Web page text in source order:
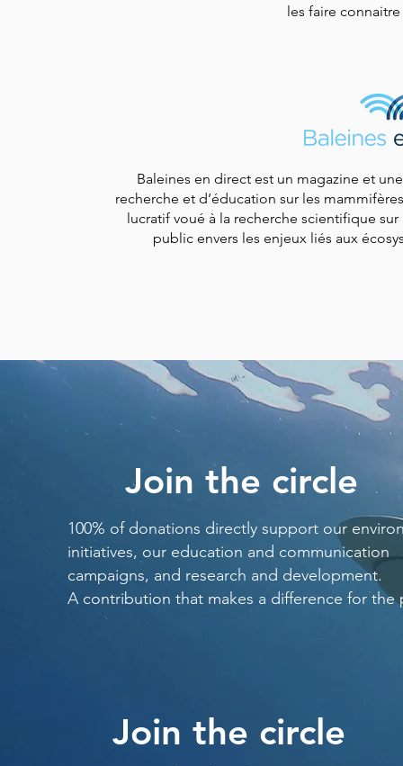
les faire
Baleines en direct est un magazine et
recherche et d’éducation sur les
lucratif voué à la recherche scientifique
public envers les enjeux liés aux
Join the circle
100% of donations directly support our
initiatives, our education and communication
campaigns, and research and development.
A contribution that makes a difference for the
Join the circle